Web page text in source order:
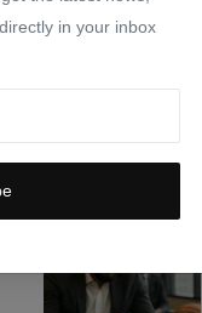
in your inbox